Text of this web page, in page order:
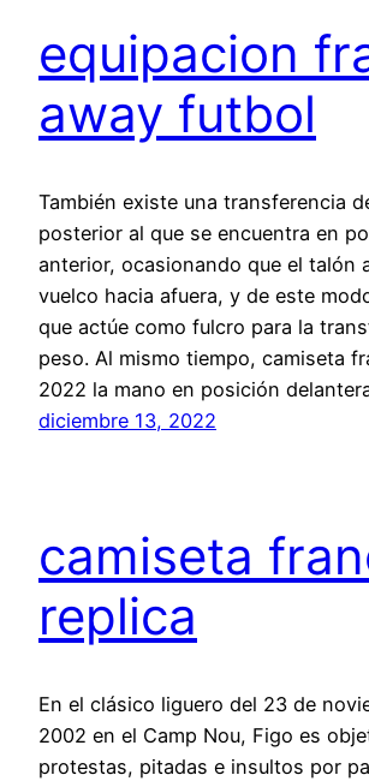
equipacion
away futbol
También existe una transferencia
posterior al que se encuentra en
anterior, ocasionando que el talón
vuelco hacia afuera, y de este
que actúe como fulcro para la
peso. Al mismo tiempo, camiseta
2022 la mano en posición
diciembre 13, 2022
camiseta
replica
En el clásico liguero del 23 de
2002 en el Camp Nou, Figo es
protestas, pitadas e insultos por